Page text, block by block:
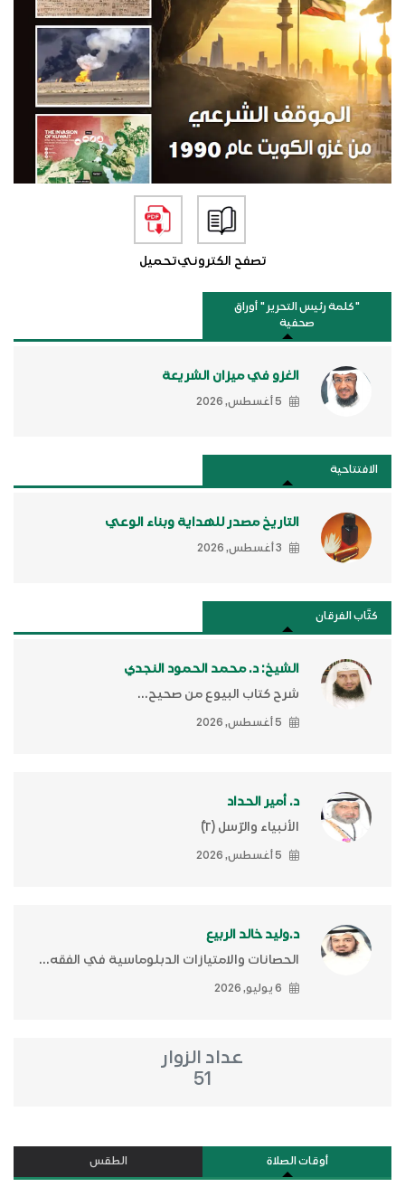
تصفح الكترونيتحميل
"كلمة رئيس التحرير " أوراق
صحفية
الغزو في ميزان الشريعة
5 أغسطس, 2026
الافتتاحية
التاريخ مصدر للهداية وبناء الوعي
3 أغسطس, 2026
كتَّاب الفرقان
الشيخ: د. محمد الحمود النجدي
شرح كتاب البيوع من صحيح...
5 أغسطس, 2026
د. أمير الحداد
الأنبياء والرّسل (٢)ّ
5 أغسطس, 2026
د.وليد خالد الربيع
الحصانات والامتيازات الدبلوماسية في الفقه...
6 يوليو, 2026
عداد الزوار
51
أوقات الصلاة الطقس